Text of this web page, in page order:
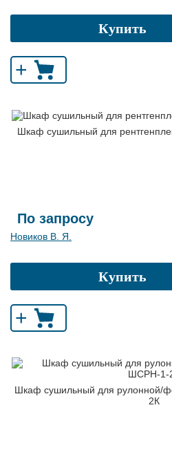
Купить
+
Шкаф сушильный для
По запросу
Новиков В. Я.
Купить
+
Шкаф сушильный для рулонной/
2К